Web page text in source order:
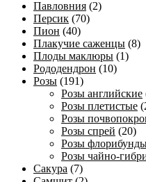
Павловния (2)
Персик (70)
Пион (40)
Плакучие саженцы (8)
Плоды маклюры (1)
Рододендрон (10)
Розы (191)
Розы английские
Розы плетистые
Розы
Розы спрей (20)
Розы
Розы чайно-
Сакура (7)